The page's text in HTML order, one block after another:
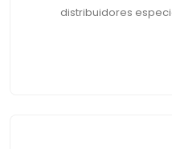
distribuidores